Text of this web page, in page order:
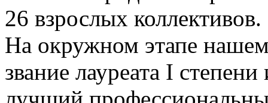
26 взрослых
На окружном этапе
звание лауреата I